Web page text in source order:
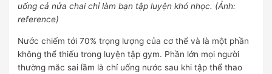
uống cả nửa chai chỉ làm bạn tập luyện khó nhọc. (Ảnh:
reference)
Nước chiếm tới 70% trọng lượng của cơ thể và là một phần
không thể thiếu trong luyện tập gym. Phần lớn mọi người
thường mắc sai lầm là chỉ uống nước sau khi tập thể thao